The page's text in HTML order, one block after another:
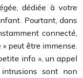
dédiée à votre
Pourtant, dans
connecté,
peut être immense.
info », un appel
sont non